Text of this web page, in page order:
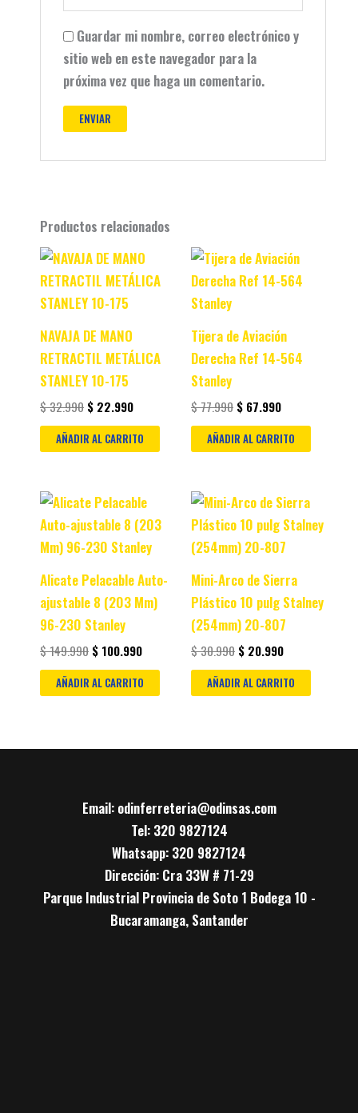
Guardar mi nombre, correo electrónico y
sitio web en este navegador para la
próxima vez que haga un comentario.
Productos relacionados
NAVAJA DE MANO
RETRACTIL METÁLICA
STANLEY 10-175
$32.990
Original
price
was:
$ 32.990.
$ 22.990
Current
price
is:
AÑADIR AL CARRITO
Tijera de Aviación
Derecha Ref 14-564
Stanley
$77.990
Original
price
was:
$ 67.990
Current
price
is:
AÑADIR AL CARRITO
Alicate Pelacable Auto-
ajustable 8 (203 Mm)
96-230 Stanley
$149.990
Original
price
was:
$ 149.990.
$ 100.990
Current
price
is:
$ 100.990.
AÑADIR AL CARRITO
Mini-Arco de Sierra
Plástico 10 pulg Stalney
(254mm) 20-807
$30.990
Original
price
was:
$ 30.990.
$ 20.990
Current
price
is:
$ 20.990.
AÑADIR AL CARRITO
Email: odinferreteria@odinsas.com
Tel: 320 9827124
Whatsapp: 320 9827124
Dirección: Cra 33W # 71-29
Parque Industrial Provincia de Soto 1 Bodega 10 -
Bucaramanga, Santander